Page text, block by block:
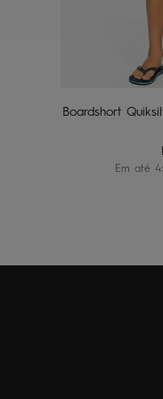
Boardshort
Em até 4